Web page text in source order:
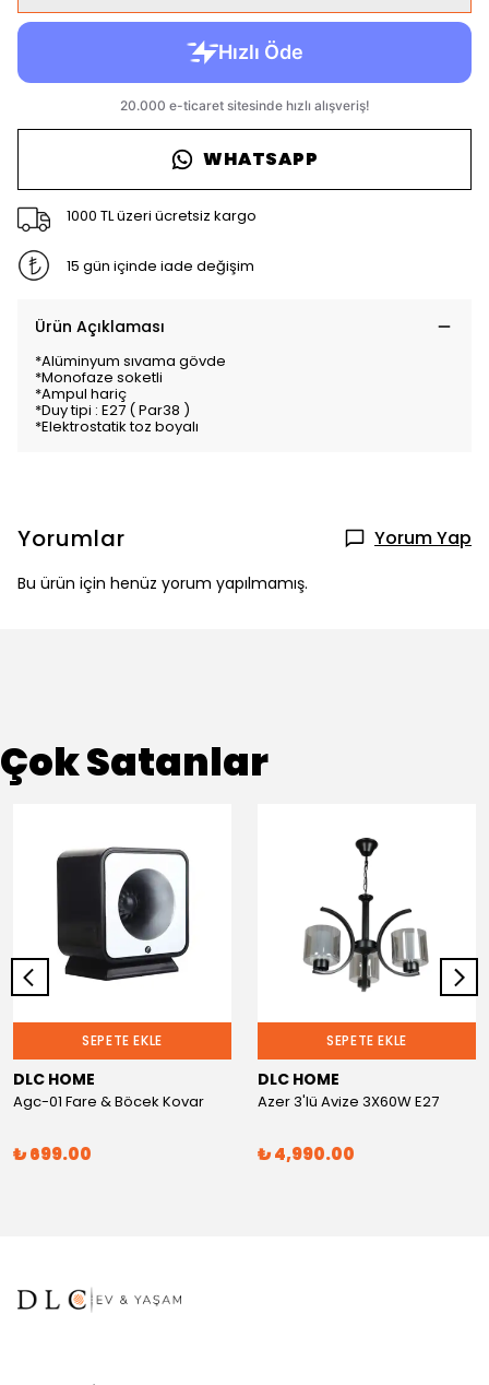
WHATSAPP
1000 TL üzeri ücretsiz kargo
15 gün içinde iade değişim
Ürün Açıklaması
*Alüminyum sıvama gövde
*Monofaze soketli
*Ampul hariç
*Duy tipi : E27 ( Par38 )
*Elektrostatik toz boyalı
Yorumlar Yorum Yap
Bu ürün için henüz yorum yapılmamış.
Çok Satanlar
SEPETE EKLE
DLC HOME
Agc-01 Fare & Böcek Kovar
₺ 699.00
SEPETE EKLE
DLC HOME
Azer 3'lü Avize 3X60W E27
₺ 4,990.00